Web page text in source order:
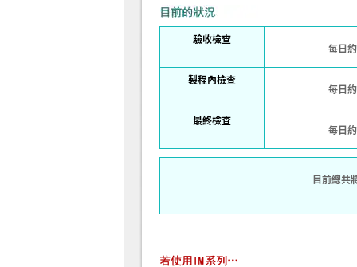
驗收檢查
每日
製程內檢查
每日
最終檢查
每日
目前總共